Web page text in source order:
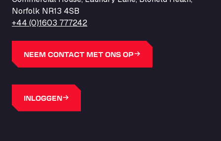
Norfolk NR13 4SB
+44 (0)1603 777242
NEEM CONTACT MET ONS OP
INLOGGEN